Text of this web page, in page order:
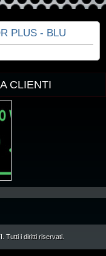
PLUS - BLU
CLIENTI
Tutti i diritti riservati.